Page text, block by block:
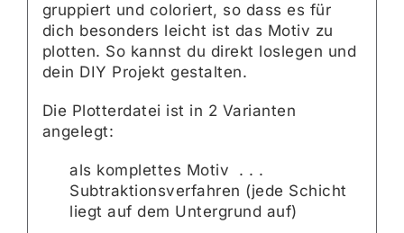
gruppiert und coloriert, so dass es für
dich besonders leicht ist das Motiv zu
plotten. So kannst du direkt loslegen und
dein DIY Projekt gestalten.
Die Plotterdatei ist in 2 Varianten
angelegt:
als komplettes Motiv . . .
Subtraktionsverfahren (jede Schicht
liegt auf dem Untergrund auf)